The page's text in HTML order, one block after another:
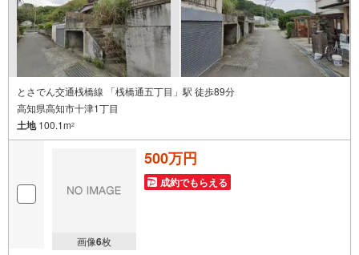
とさでん交通桟橋線 「桟橋通五丁目」駅 徒歩89分
高知県高知市十津1丁目
土地100.1m2
画像6枚
500万円
成約でもらえる